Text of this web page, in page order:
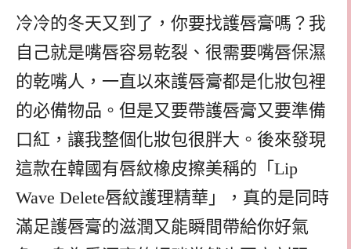
冷冷的冬天又到了，你要找護唇膏嗎？我
自己就是嘴唇容易乾裂、很需要嘴唇保濕
的乾嘴人，一直以來護唇膏都是化妝包裡
的必備物品。但是又要帶護唇膏又要準備
口紅，讓我整個化妝包很胖大。後來發現
這款在韓國有唇紋橡皮擦美稱的「Lip
Wave Delete唇紋護理精華」，真的是同時
滿足護唇膏的滋潤又能瞬間帶給你好氣